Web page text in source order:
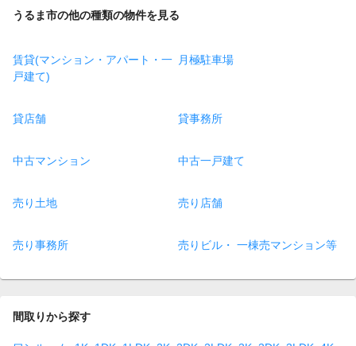
うるま市の他の種類の物件を見る
賃貸(マンション・アパート・一
戸建て)
月極駐車場
貸店舗 貸事務所
中古マンション 中古一戸建て
売り土地 売り店舗
売り事務所 売りビル・ 一棟売マンション等
間取りから探す